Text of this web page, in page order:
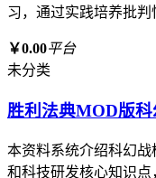
习，通过实践培养批
￥0.00平台
未分类
胜利法典MOD版
本资料系统介绍科幻
和科技研发核心知识